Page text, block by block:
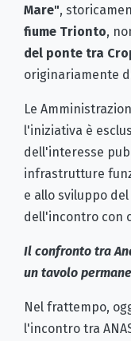
Mare",
fiume Trionto,
del ponte tra
originariamente
Le
l'iniziativa è
dell'interesse
infrastrutture
e allo sviluppo
dell'incontro con
Il confronto tra
un tavolo
Nel frattempo,
l'incontro tra